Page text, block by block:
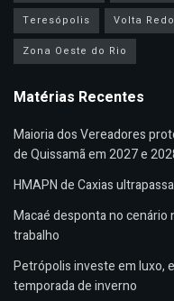
Teresópolis
Volta
Zona Oeste do Rio
Matérias Recentes
Maioria dos Vereadores
de Quissamã em 2027 e
HMAPN de Caxias
Macaé desponta no cenário
trabalho
Petrópolis investe em luxo,
temporada de inverno